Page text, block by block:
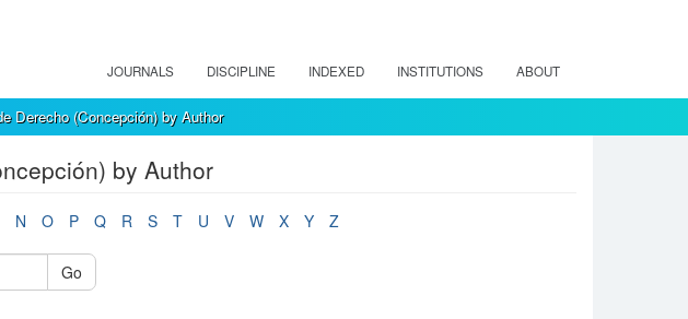
JOURNALS DISCIPLINE INDEXED INSTITUTIONS ABOUT
Derecho (Concepción) by Author
by Author
N O P Q R S T U V W X Y Z
Go